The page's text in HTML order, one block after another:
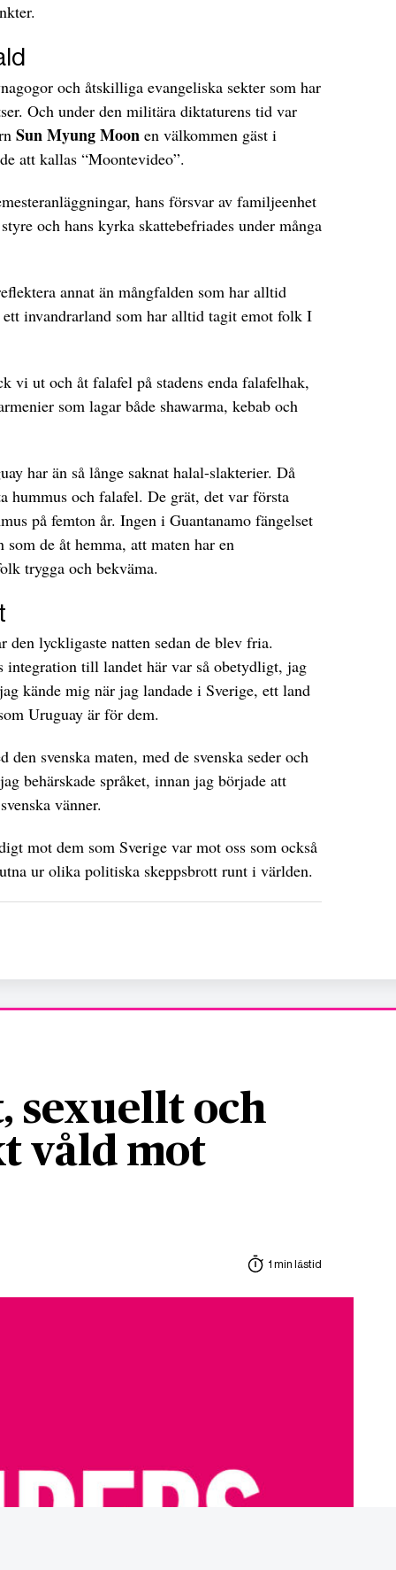
och åtskilliga evangeliska sekter som har
Och under den militära diktaturens tid var
Sun Myung Moon en välkommen gäst i
att kallas “Moontevideo”.
hans försvar av familjeenhet
och hans kyrka skattebefriades under många
annat än mångfalden som har alltid
invandrarland som har alltid tagit emot folk I
vi ut och åt falafel på stadens enda falafelhak,
som lagar både shawarma, kebab och
har än så långe saknat halal-slakterier. Då
hummus och falafel. De grät, det var första
på femton år. Ingen i Guantanamo fängelset
de åt hemma, att maten har en
trygga och bekväma.
lyckligaste natten sedan de blev fria.
integration till landet här var så obetydligt, jag
kände mig när jag landade i Sverige, ett land
Uruguay är för dem.
svenska maten, med de svenska seder och
behärskade språket, innan jag började att
vänner.
mot dem som Sverige var mot oss som också
ur olika politiska skeppsbrott runt i världen.
sexuellt och
våld mot
1 min lästid